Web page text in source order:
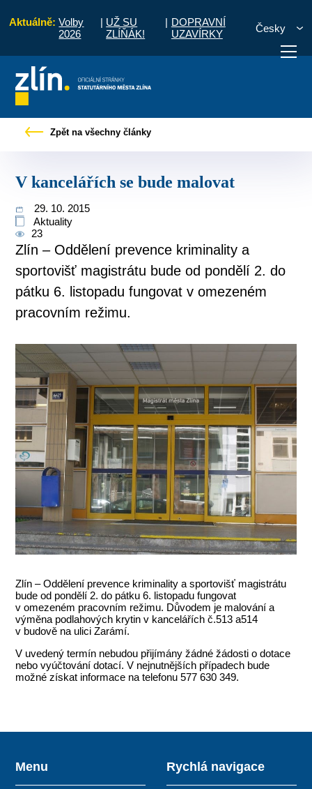
Aktuálně: Volby
2026
| UŽ SU
ZLÍŇÁK!
| DOPRAVNÍ
UZAVÍRKY
Česky
vyřídit Potřebuji zaplatit
Zpět na všechny články
V kancelářích se bude malovat
29. 10. 2015
Aktuality
23
Zlín – Oddělení prevence kriminality a
sportovišť magistrátu bude od pondělí 2. do
pátku 6. listopadu fungovat v omezeném
pracovním režimu.
Zlín – Oddělení prevence kriminality a sportovišť magistrátu
bude od pondělí 2. do pátku 6. listopadu fungovat
v omezeném pracovním režimu. Důvodem je malování a
výměna podlahových krytin v kancelářích č.513 a514
v budově na ulici Zarámí.
V uvedený termín nebudou přijímány žádné žádosti o dotace
nebo vyúčtování dotací. V nejnutnějších případech bude
možné získat informace na telefonu 577 630 349.
Menu Rychlá navigace